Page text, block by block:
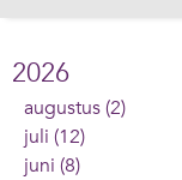
2026
augustus (2)
juli (12)
juni (8)